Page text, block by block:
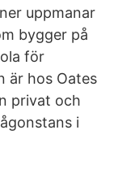
uppmanar
bygger på
för
är hos Oates
privat och
i